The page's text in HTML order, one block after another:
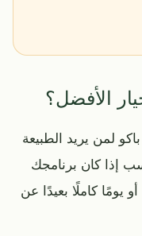
الأفضل؟
لمن يريد الطبيعة
إذا كان برنامجك
يومًا كاملًا بعيدًا عن